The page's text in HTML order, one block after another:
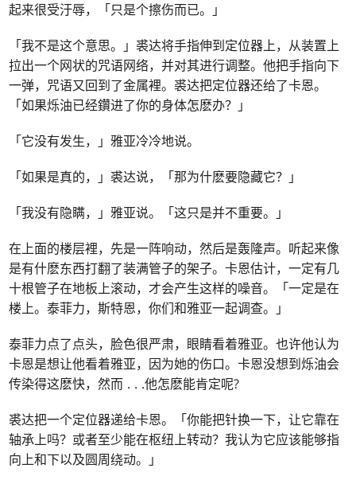
起来很受汙辱，「只是个擦伤而已。」
「我不是这个意思。」裘达将手指伸到定位器上，从装置上
拉出一个网状的咒语网络，并对其进行调整。他把手指向下
一弹，咒语又回到了金属裡。裘达把定位器还给了卡恩。
「如果烁油已经鑽进了你的身体怎麽办？」
「它没有发生，」雅亚冷冷地说。
「如果是真的，」裘达说，「那为什麽要隐藏它？」
「我没有隐瞒，」雅亚说。「这只是并不重要。」
在上面的楼层裡，先是一阵响动，然后是轰隆声。听起来像
是有什麽东西打翻了装满管子的架子。卡恩估计，一定有几
十根管子在地板上滚动，才会产生这样的噪音。「一定是在
楼上。泰菲力，斯特恩，你们和雅亚一起调查。」
泰菲力点了点头，脸色很严肃，眼睛看着雅亚。也许他认为
卡恩是想让他看着雅亚，因为她的伤口。卡恩没想到烁油会
传染得这麽快，然而 . . .他怎麽能肯定呢?
裘达把一个定位器递给卡恩。「你能把针换一下，让它靠在
轴承上吗？或者至少能在枢纽上转动？我认为它应该能够指
向上和下以及圆周绕动。」